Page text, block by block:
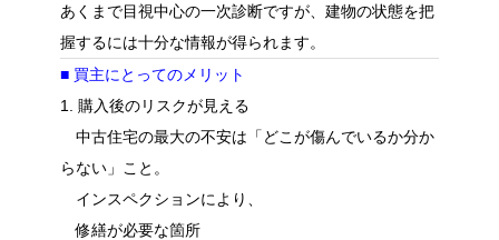
あくまで目視中心の一次診断ですが、建物の状態を把
握するには十分な情報が得られます。
■ 買主にとってのメリット
1. 購入後のリスクが見える
中古住宅の最大の不安は「どこが傷んでいるか分か
らない」こと。
インスペクションにより、
修繕が必要な箇所